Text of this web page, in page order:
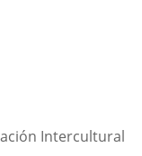
Intercultural